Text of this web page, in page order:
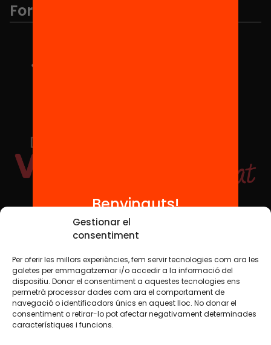
Gestionar el
consentiment
Per oferir les millors experiències, fem servir tecnologies com ara les
galetes per emmagatzemar i/o accedir a la informació del
dispositiu. Donar el consentiment a aquestes tecnologies ens
permetrà processar dades com ara el comportament de
navegació o identificadors únics en aquest lloc. No donar el
consentiment o retirar-lo pot afectar negativament determinades
característiques i funcions.
Formem part de...
Xarxes Socials
TWT YTB IG FB IN
Avís legalPolítica de cookies
Benvinguts!